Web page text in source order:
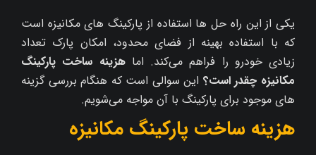
یکی از این راه‌ حل‌ ها استفاده از پارکینگ‌ های مکانیزه است
که با استفاده بهینه از فضای محدود، امکان پارک تعداد
زیادی خودرو را فراهم می‌کند. اماهزینه ساخت پارکینگ
مکانیزه چقدر است؟ این سوالی است که هنگام بررسی گزینه‌
های موجود برای پارکینگ با آن مواجه می‌شویم.
هزینه ساخت پارکینگ مکانیزه